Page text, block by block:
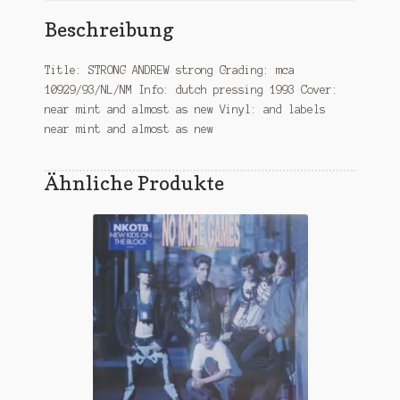
Beschreibung
Title: STRONG ANDREW strong Grading: mca
10929/93/NL/NM Info: dutch pressing 1993 Cover:
near mint and almost as new Vinyl: and labels
near mint and almost as new
Ähnliche Produkte